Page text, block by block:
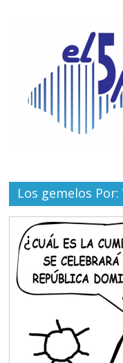
Los gemelos